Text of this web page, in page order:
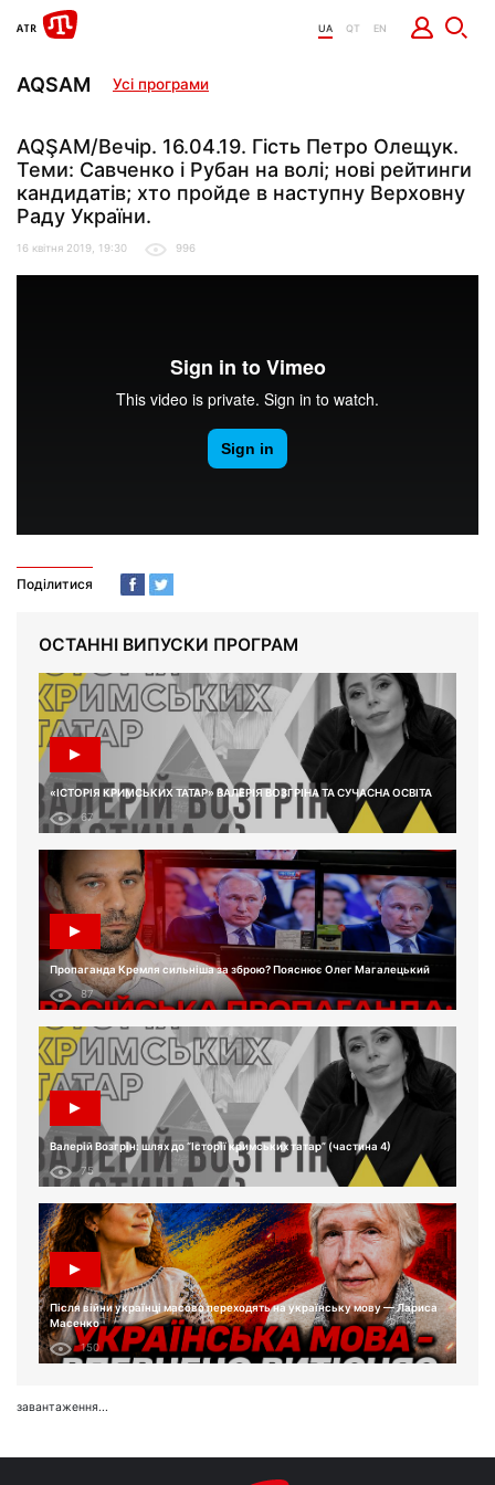
UA QT EN
AQSAM Усі програми
AQŞAM/Вечір. 16.04.19. Гість Петро Олещук.
Теми: Савченко і Рубан на волі; нові рейтинги
кандидатів; хто пройде в наступну Верховну
Раду України.
16 квітня 2019, 19:30 996
Поділитися
ОСТАННІ ВИПУСКИ ПРОГРАМ
«ІСТОРІЯ КРИМСЬКИХ ТАТАР» ВАЛЕРІЯ ВОЗГРІНА ТА СУЧАСНА ОСВІТА
67
Пропаганда Кремля сильніша за зброю? Пояснює Олег Магалецький
87
Валерій Возгрін: шлях до “Історії кримських татар” (частина 4)
75
Після війни українці масово переходять на українську мову — Лариса
Масенко
150
завантаження...